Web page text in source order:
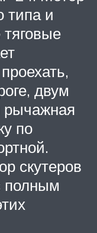
типа и
двум
рычажная
по
скутеров
полным